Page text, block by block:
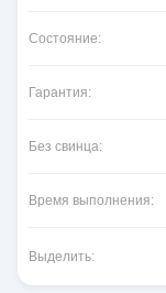
Состояние:
Гарантия:
Без свинца:
Время выполнения:
Выделить: